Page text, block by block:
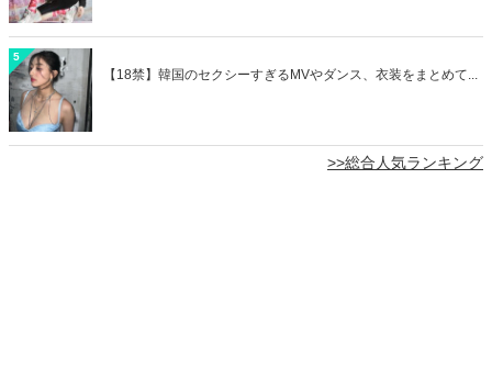
5
【18禁】韓国のセクシーすぎるMVやダンス、衣装をまとめて...
>>総合人気ランキング